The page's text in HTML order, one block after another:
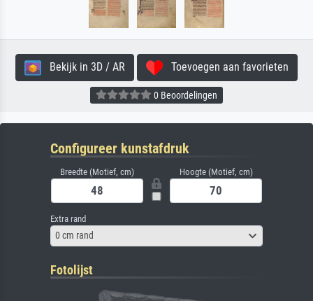
Bekijk in 3D / AR Toevoegen aan favorieten
0 Beoordelingen
Configureer kunstafdruk
Breedte (Motief, cm) Hoogte (Motief, cm)
Extra rand
0 cm rand
Fotolijst